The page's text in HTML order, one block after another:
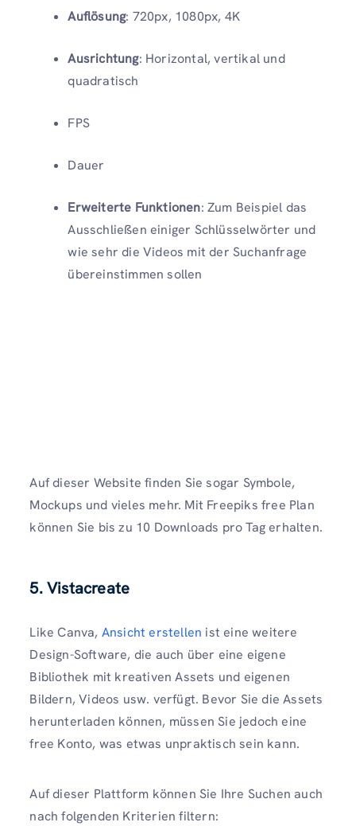
Auflösung: 720px, 1080px, 4K
Ausrichtung: Horizontal, vertikal und
quadratisch
FPS
Dauer
Erweiterte Funktionen: Zum Beispiel das
Ausschließen einiger Schlüsselwörter und
wie sehr die Videos mit der Suchanfrage
übereinstimmen sollen
Auf dieser Website finden Sie sogar Symbole,
Mockups und vieles mehr. Mit Freepiks free Plan
können Sie bis zu 10 Downloads pro Tag erhalten.
5. Vistacreate
Like Canva, Ansicht erstellen ist eine weitere
Design-Software, die auch über eine eigene
Bibliothek mit kreativen Assets und eigenen
Bildern, Videos usw. verfügt. Bevor Sie die Assets
herunterladen können, müssen Sie jedoch eine
free Konto, was etwas unpraktisch sein kann.
Auf dieser Plattform können Sie Ihre Suchen auch
nach folgenden Kriterien filtern: